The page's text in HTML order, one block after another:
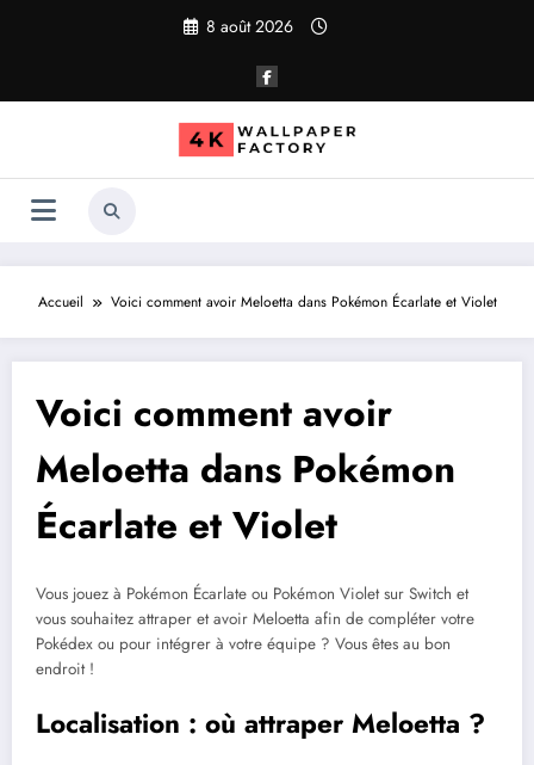
8 août 2026
Accueil Voici comment avoir Meloetta dans Pokémon Écarlate et Violet
Voici comment avoir
Meloetta dans Pokémon
Écarlate et Violet
Vous jouez à Pokémon Écarlate ou Pokémon Violet sur Switch et
vous souhaitez attraper et avoir Meloetta afin de compléter votre
Pokédex ou pour intégrer à votre équipe ? Vous êtes au bon
endroit !
Localisation : où attraper Meloetta ?